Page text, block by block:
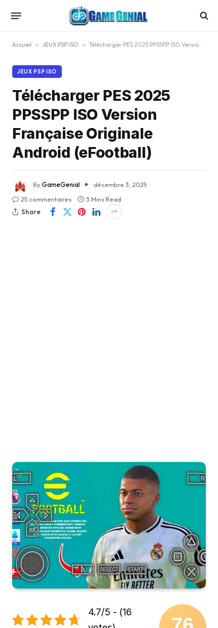
Accueil » JEUX PSP ISO » Télécharger PES 2025 PPSSPP ISO Version Française Originale Android (eFootball)
JEUX PSP ISO
Télécharger PES 2025
PPSSPP ISO Version
Française Originale
Android (eFootball)
ByGameGenial
décembre 3, 2025
25 commentaires
3 Mins Read
Share
4.7/5 - (16